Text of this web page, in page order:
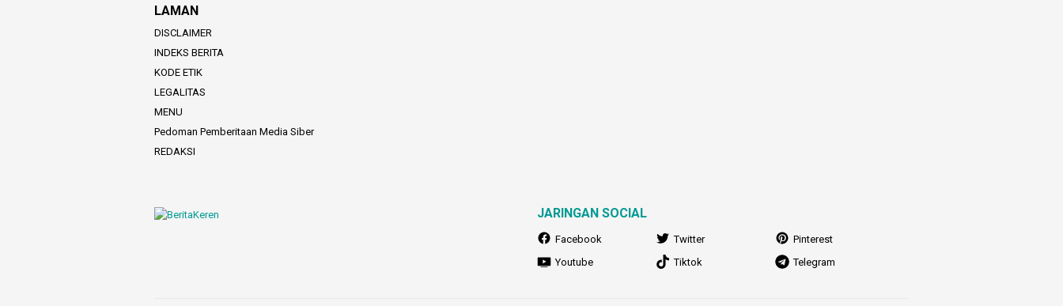
LAMAN
DISCLAIMER
INDEKS BERITA
KODE ETIK
LEGALITAS
MENU
Pedoman Pemberitaan Media Siber
REDAKSI
JARINGAN SOCIAL
Facebook Twitter
Pinterest
Youtube
Tiktok Telegram